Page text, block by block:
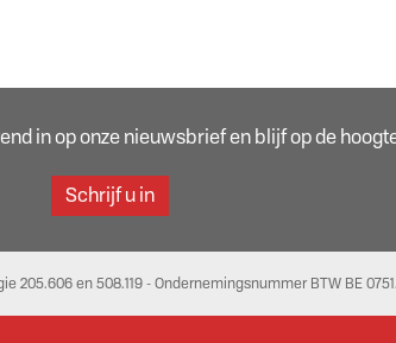
in op onze nieuwsbrief en blijf op de
Schrijf u in
205.606 en 508.119 - Ondernemingsnummer BTW BE